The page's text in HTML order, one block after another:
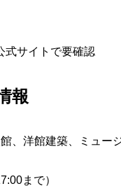
式サイトで要確認
報
、洋館建築、ミュー
まで）